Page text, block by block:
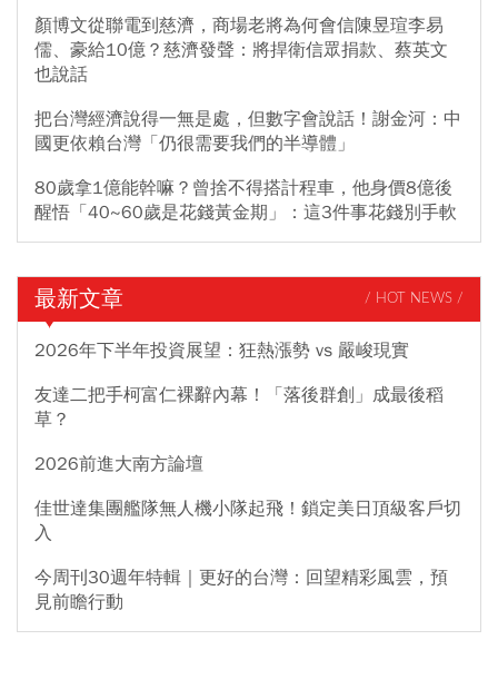
顏博文從聯電到慈濟，商場老將為何會信陳昱瑄李易
儒、豪給10億？慈濟發聲：將捍衛信眾捐款、蔡英文
也說話
把台灣經濟說得一無是處，但數字會說話！謝金河：中
國更依賴台灣「仍很需要我們的半導體」
80歲拿1億能幹嘛？曾捨不得搭計程車，他身價8億後
醒悟「40~60歲是花錢黃金期」：這3件事花錢別手軟
最新文章 / HOT NEWS /
2026年下半年投資展望：狂熱漲勢 vs 嚴峻現實
友達二把手柯富仁裸辭內幕！「落後群創」成最後稻
草？
2026前進大南方論壇
佳世達集團艦隊無人機小隊起飛！鎖定美日頂級客戶切
入
今周刊30週年特輯｜更好的台灣：回望精彩風雲，預
見前瞻行動